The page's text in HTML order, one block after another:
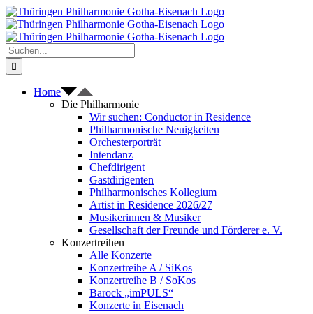
Zum
Inhalt
springen
Suche
nach:
Home
Die Philharmonie
Wir suchen: Conductor in Residence
Philharmonische Neuigkeiten
Orchesterporträt
Intendanz
Chefdirigent
Gastdirigenten
Philharmonisches Kollegium
Artist in Residence 2026/27
Musikerinnen & Musiker
Gesellschaft der Freunde und Förderer e. V.
Konzertreihen
Alle Konzerte
Konzertreihe A / SiKos
Konzertreihe B / SoKos
Barock „imPULS“
Konzerte in Eisenach